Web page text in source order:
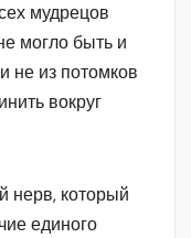
мудрецов
могло быть и
не из потомков
вокруг
нерв, который
единого